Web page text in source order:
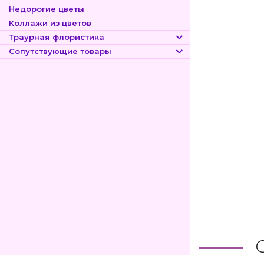
Недорогие цветы
Коллажи из цветов
Траурная флористика
Сопутствующие товары